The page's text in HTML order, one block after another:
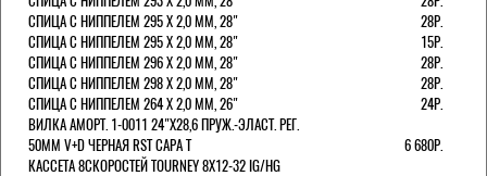
СПИЦА С НИППЕЛЕМ 295 Х 2,0 ММ, 28"
28Р.
СПИЦА С НИППЕЛЕМ 295 Х 2,0 ММ, 28"
15Р.
СПИЦА С НИППЕЛЕМ 296 Х 2,0 ММ, 28"
28Р.
СПИЦА С НИППЕЛЕМ 298 Х 2,0 ММ, 28"
28Р.
СПИЦА С НИППЕЛЕМ 264 Х 2,0 ММ, 26"
24Р.
ВИЛКА АМОРТ. 1-0011 24"Х28,6 ПРУЖ.-ЭЛАСТ. РЕГ.
50ММ V+D ЧЕРНАЯ RST CAPA Т
6 680Р.
КАССЕТА 8СКОРОСТЕЙ TOURNEY 8Х12-32 IG/HG